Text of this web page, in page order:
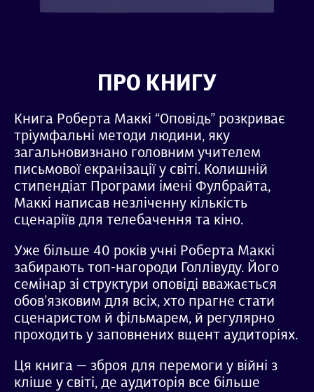
ПРО КНИГУ
Книга Роберта Маккі “Оповідь” розкриває
тріумфальні методи людини, яку
загальновизнано головним учителем
письмової екранізації у світі. Колишній
стипендіат Програми імені Фулбрайта,
Маккі написав незліченну кількість
сценаріїв для телебачення та кіно.
Уже більше 40 років учні Роберта Маккі
забирають топ-нагороди Голлівуду. Його
семінар зі структури оповіді вважається
обов’язковим для всіх, хто прагне стати
сценаристом й фільмарем, й регулярно
проходить у заповнених вщент аудиторіях.
Ця книга — зброя для перемоги у війні з
кліше у світі, де аудиторія все більше